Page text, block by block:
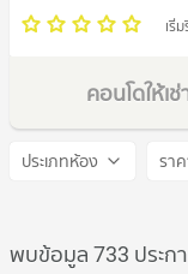
เริ่
คอนโดให้เช่
รพ.พระนั่งเกล้า
ประเภทห้อง รา
พบข้อมูล 733 ประก